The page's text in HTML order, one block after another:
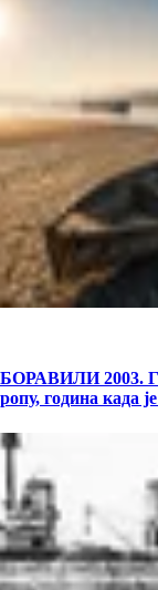
2003.
година када